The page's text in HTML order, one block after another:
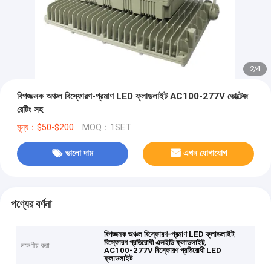
2/4
বিপজ্জনক অঞ্চল বিস্ফোরণ-প্রমাণ LED ফ্লাডলাইট AC100-277V ভোল্টেজ
রেটিং সহ
মূল্য：$50-$200 MOQ：1SET
ভালো দাম এখন যোগাযোগ
পণ্যের বর্ণনা
লক্ষণীয় করা
বিপজ্জনক অঞ্চল বিস্ফোরণ-প্রমাণ LED ফ্লাডলাইট,
বিস্ফোরণ প্রতিরোধী এলইডি ফ্লাডলাইট,
AC100-277V বিস্ফোরণ প্রতিরোধী LED
ফ্লাডলাইট